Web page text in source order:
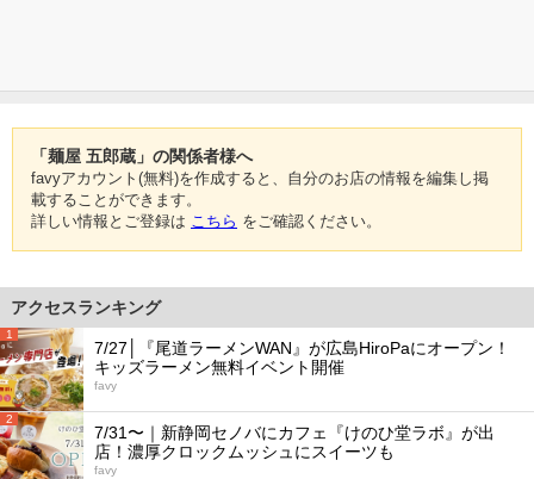
「麺屋 五郎蔵」の関係者様へ
favyアカウント(無料)を作成すると、自分のお店の情報を編集し掲
載することができます。
詳しい情報とご登録は こちら をご確認ください。
アクセスランキング
1
7/27│『尾道ラーメンWAN』が広島HiroPaにオープン！
キッズラーメン無料イベント開催
favy
2
7/31〜｜新静岡セノバにカフェ『けのひ堂ラボ』が出
店！濃厚クロックムッシュにスイーツも
favy